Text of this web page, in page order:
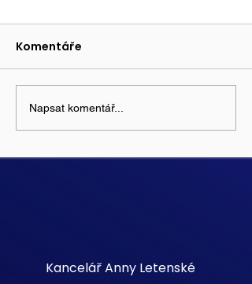
Komentáře
Napsat komentář...
Kancelář Anny Letenské